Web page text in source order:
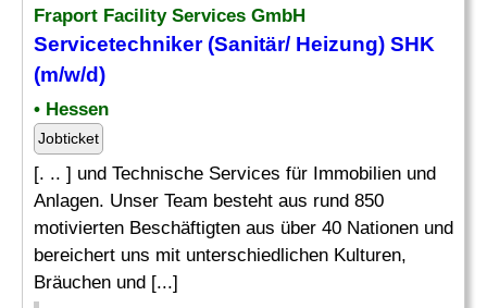
Fraport Facility Services GmbH
Servicetechniker(Sanitär/ Heizung) SHK
(m/w/d)
• Hessen
Jobticket
[. .. ] und Technische Services für Immobilien und
Anlagen. Unser Team besteht aus rund 850
motivierten Beschäftigten aus über 40 Nationen und
bereichert uns mit unterschiedlichen Kulturen,
Bräuchen und [...]